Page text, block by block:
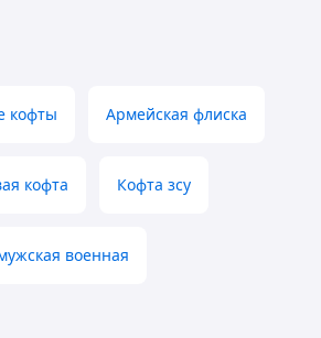
кофты Армейская флиска
кофта Кофта зсу
военная